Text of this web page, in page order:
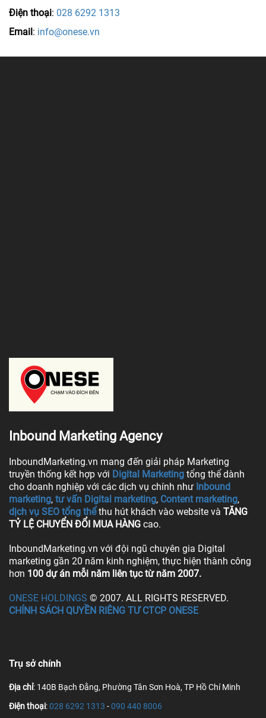
Điện thoại: 028 6292 1313
Email: info@onese.vn
Inbound Marketing Agency
InboundMarketing.vn mang đến giải pháp Marketing
truyền thống kết hợp với Digital Marketing tổng thể dành
cho doanh nghiệp với các dịch vụ chính như Inbound
marketing, tư vấn Digital marketing, Content marketing,
dịch vụ SEO tổng thể thu hút khách vào website và TĂNG
TỶ LỆ CHUYỂN ĐỔI MUA HÀNG cao.
InboundMarketing.vn với đội ngũ chuyên gia Digital
marketing gần 20 năm kinh nghiệm, thực hiện thành công
hơn 100 dự án mỗi năm liên tục từ năm 2007.
ONESE HOLDINGS © 2007. ALL RIGHTS RESERVED.
CHÍNH SÁCH QUYỀN RIÊNG TƯ CTCP ONESE
Trụ sở chính
Địa chỉ: 140B Bạch Đằng, Phường Tân Sơn Hoà, TP Hồ Chí Minh
Điện thoại:028 6292 1313 -090 440 8006